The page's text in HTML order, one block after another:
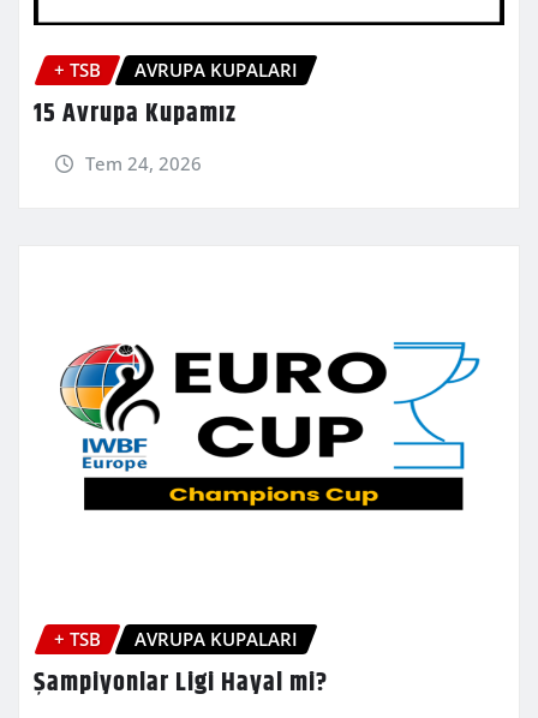
+ TSB AVRUPA KUPALARI
15 Avrupa Kupamız
Tem 24, 2026
+ TSB AVRUPA KUPALARI
Şampiyonlar Ligi Hayal mi?